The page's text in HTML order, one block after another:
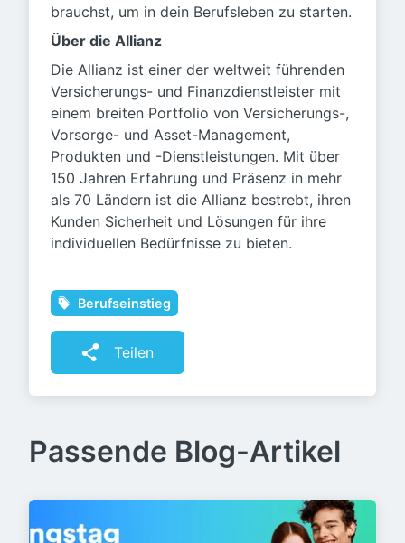
brauchst, um in dein Berufsleben zu starten.
Über die Allianz
Die Allianz ist einer der weltweit führenden
Versicherungs- und Finanzdienstleister mit
einem breiten Portfolio von Versicherungs-,
Vorsorge- und Asset-Management,
Produkten und -Dienstleistungen. Mit über
150 Jahren Erfahrung und Präsenz in mehr
als 70 Ländern ist die Allianz bestrebt, ihren
Kunden Sicherheit und Lösungen für ihre
individuellen Bedürfnisse zu bieten.
Berufseinstieg
Teilen
Passende Blog-Artikel